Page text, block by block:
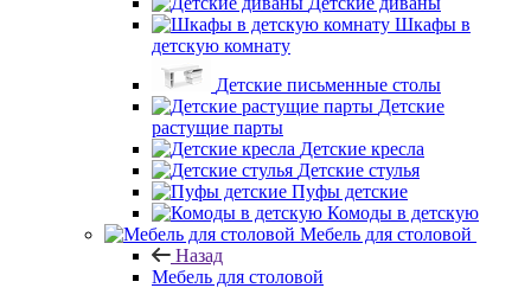
Шкафы в
детскую комнату
Детские письменные столы
Детские
растущие парты
Детские кресла
Детские стулья
Пуфы детские
Комоды в детскую
Мебель для столовой
Назад
Мебель для столовой